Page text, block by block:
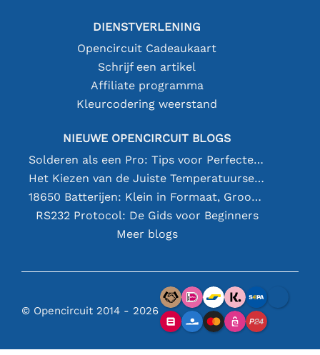
DIENSTVERLENING
Opencircuit Cadeaukaart
Schrijf een artikel
Affiliate programma
Kleurcodering weerstand
NIEUWE OPENCIRCUIT BLOGS
Solderen als een Pro: Tips voor Perfecte Elektronische Verbindingen
Het Kiezen van de Juiste Temperatuursensor [youtube]
18650 Batterijen: Klein in Formaat, Groot in Prestatie
RS232 Protocol: De Gids voor Beginners
Meer blogs
© Opencircuit 2014 - 2026